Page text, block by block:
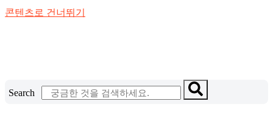
콘텐츠로 건너뛰기
Search